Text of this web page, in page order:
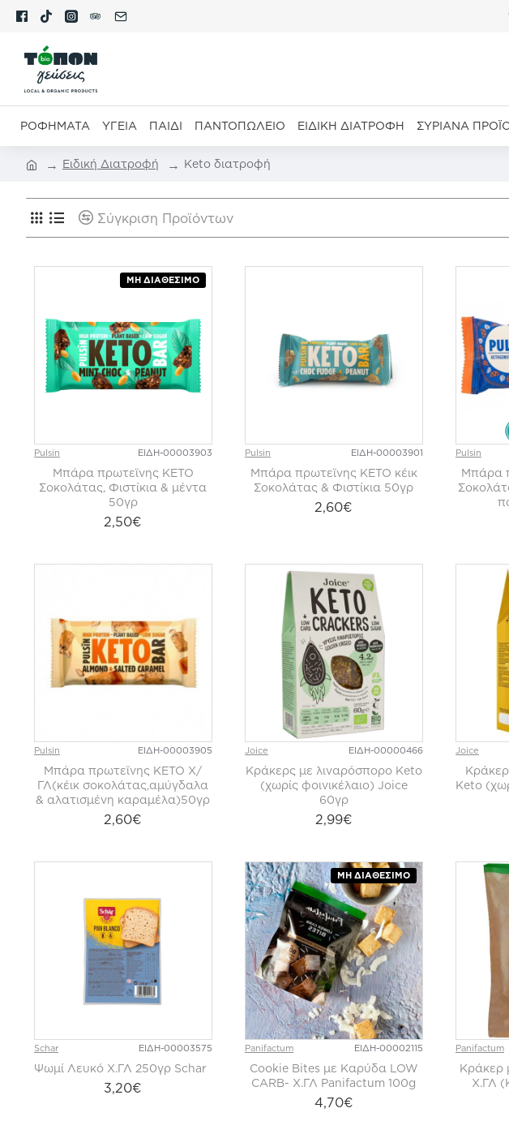
ΡΟΦΉΜΑΤΑ ΥΓΕΊΑ ΠΑΙΔΊ ΠΑΝΤΟΠΩΛΕΊΟ ΕΙΔΙΚΉ ΔΙΑΤΡΟΦΉ ΣΥΡΙΑΝΆ
Ειδική Διατροφή Keto διατροφή
Σύγκριση Προϊόντων
ΜΗ ΔΙΑΘΈΣΙΜΟ
Pulsin ΕΙΔΗ-00003903
Μπάρα πρωτεϊνης ΚΕΤΟ
Σοκολάτας, Φιστίκια & μέντα
50γρ
2,50€
Pulsin ΕΙΔΗ-00003901
Μπάρα πρωτεϊνης ΚΕΤΟ κέικ
Σοκολάτας & Φιστίκια 50γρ
2,60€
Pulsin
Μπάρα
Pulsin ΕΙΔΗ-00003905
Μπάρα πρωτεϊνης ΚΕΤΟ Χ/
ΓΛ(κέικ σοκολάτας,αμύγδαλα
& αλατισμένη καραμέλα)50γρ
2,60€
Joice ΕΙΔΗ-00000466
Κράκερς με λιναρόσπορο Keto
(χωρίς φοινικέλαιο) Joice
60γρ
2,99€
Joice
Keto
Schar ΕΙΔΗ-00003575
Ψωμί Λευκό Χ.ΓΛ 250γρ Schar
3,20€
ΜΗ ΔΙΑΘΈΣΙΜΟ
Panifactum ΕΙΔΗ-00002115
Cookie Bites με Καρύδα LOW
CARB- Χ.ΓΛ Panifactum 100g
4,70€
Panifactum
Κράκερ
Χ.ΓΛ